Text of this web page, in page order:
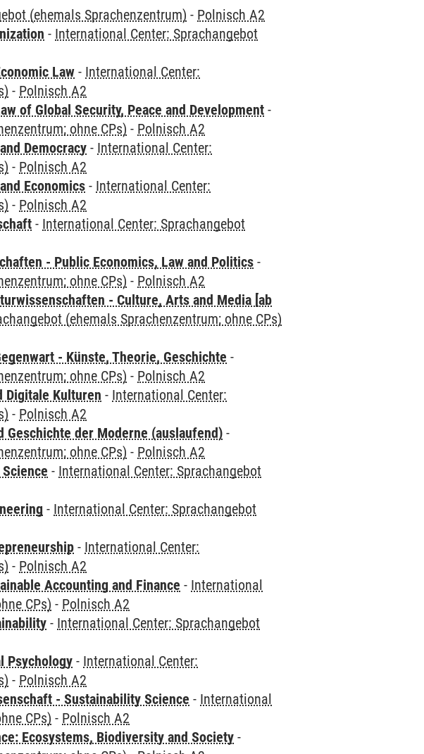
(ehemals Sprachenzentrum) - Polnisch A2
- International Center: Sprachangebot
Law - International Center:
- Polnisch A2
of Global Security, Peace and Development -
ohne CPs) - Polnisch A2
Democracy - International Center:
- Polnisch A2
Economics - International Center:
- Polnisch A2
- International Center: Sprachangebot
- Public Economics, Law and Politics -
ohne CPs) - Polnisch A2
- Culture, Arts and Media [ab
(ehemals Sprachenzentrum; ohne CPs)
- Künste, Theorie, Geschichte -
ohne CPs) - Polnisch A2
Digitale Kulturen - International Center:
- Polnisch A2
der Moderne (auslaufend) -
ohne CPs) - Polnisch A2
- International Center: Sprachangebot
- International Center: Sprachangebot
- International Center:
- Polnisch A2
Accounting and Finance - International
CPs) - Polnisch A2
- International Center: Sprachangebot
Psychology - International Center:
- Polnisch A2
- Sustainability Science - International
CPs) - Polnisch A2
Ecosystems, Biodiversity and Society -